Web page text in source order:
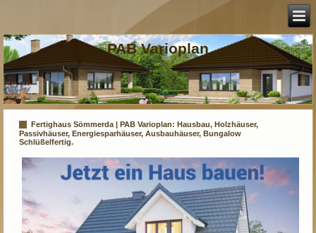
PAB Varioplan
Fertighaus Sömmerda | PAB Varioplan: Hausbau, Holzhäuser,
Passivhäuser, Energiesparhäuser, Ausbauhäuser, Bungalow
Schlüßelfertig.